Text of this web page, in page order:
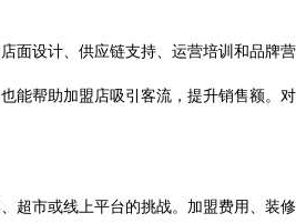
面设计、供应链支持、运营培训和品牌
能帮助加盟店吸引客流，提升销售额。
超市或线上平台的挑战。加盟费用、装